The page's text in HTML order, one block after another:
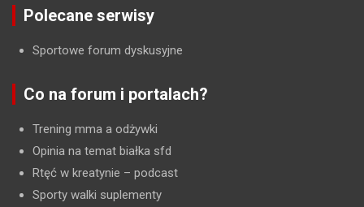
Polecane serwisy
Sportowe forum dyskusyjne
Co na forum i portalach?
Trening mma a odżywki
Opinia na temat białka sfd
Rtęć w kreatynie – podcast
Sporty walki suplementy